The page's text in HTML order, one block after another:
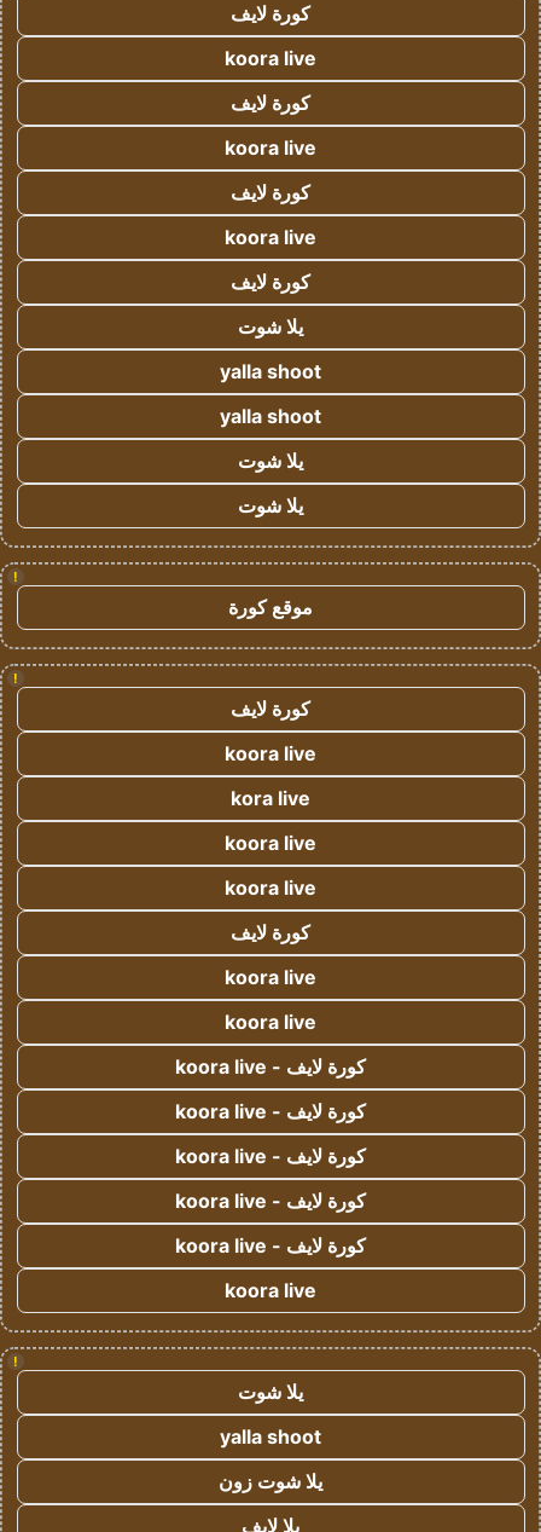
كورة لايف
koora live
كورة لايف
koora live
كورة لايف
koora live
كورة لايف
يلا شوت
yalla shoot
yalla shoot
يلا شوت
يلا شوت
!
موقع كورة
!
كورة لايف
koora live
kora live
koora live
koora live
كورة لايف
koora live
koora live
كورة لايف - koora live
كورة لايف - koora live
كورة لايف - koora live
كورة لايف - koora live
كورة لايف - koora live
koora live
!
يلا شوت
yalla shoot
يلا شوت زون
يلا لايف